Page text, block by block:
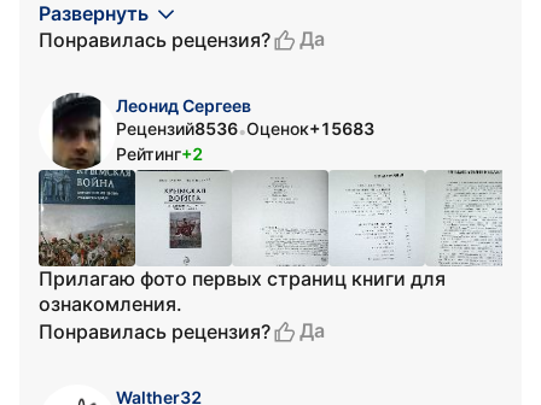
Развернуть
Понравилась рецензия?
Да
Леонид Сергеев
Рецензий8536•Оценок+15683
Рейтинг+2
Прилагаю фото первых страниц книги для
ознакомления.
Понравилась рецензия?
Да
Walther32